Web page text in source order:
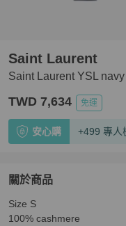
Saint Laurent YSL
Saint Laurent
TWD 7,634 免運
安心購 +499 專人
關於商品
關於 Saint Laurent YSL
Size S
100% cashmere